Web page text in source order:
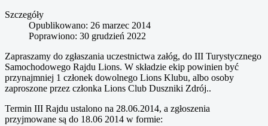
Szczegóły
Opublikowano: 26 marzec 2014
Poprawiono: 30 grudzień 2022
Zapraszamy do zgłaszania uczestnictwa załóg, do III Turystycznego
Samochodowego Rajdu Lions. W składzie ekip powinien być
przynajmniej 1 członek dowolnego Lions Klubu, albo osoby
zaproszone przez członka Lions Club Duszniki Zdrój..
Termin III Rajdu ustalono na 28.06.2014, a zgłoszenia
przyjmowane są do 18.06 2014 w formie: